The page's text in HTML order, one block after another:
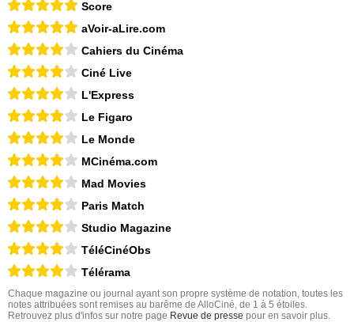
Score
aVoir-aLire.com
Cahiers du Cinéma
Ciné Live
L'Express
Le Figaro
Le Monde
MCinéma.com
Mad Movies
Paris Match
Studio Magazine
TéléCinéObs
Télérama
Chaque magazine ou journal ayant son propre système de notation, toutes les
notes attribuées sont remises au barême de AlloCiné, de 1 à 5 étoiles.
Retrouvez plus d'infos sur notre page Revue de presse pour en savoir plus.